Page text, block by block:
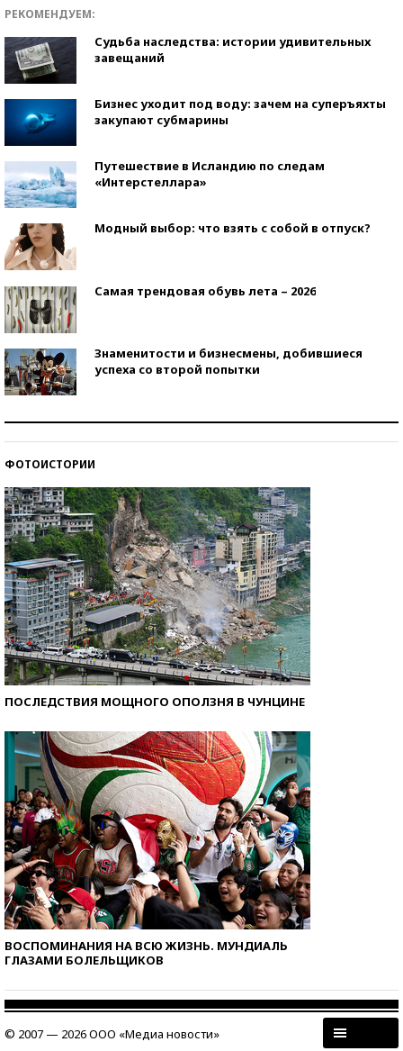
РЕКОМЕНДУЕМ:
Судьба наследства: истории удивительных
завещаний
Бизнес уходит под воду: зачем на суперъяхты
закупают субмарины
Путешествие в Исландию по следам
«Интерстеллара»
Модный выбор: что взять с собой в отпуск?
Самая трендовая обувь лета – 2026
Знаменитости и бизнесмены, добившиеся
успеха со второй попытки
ФОТОИСТОРИИ
ПОСЛЕДСТВИЯ МОЩНОГО ОПОЛЗНЯ В ЧУНЦИНЕ
ВОСПОМИНАНИЯ НА ВСЮ ЖИЗНЬ. МУНДИАЛЬ
ГЛАЗАМИ БОЛЕЛЬЩИКОВ
© 2007 — 2026 ООО «Медиа новости»